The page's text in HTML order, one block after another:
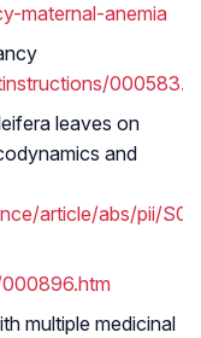
maternal-anemia
leaves on
and
article/abs/pii/
multiple medicinal